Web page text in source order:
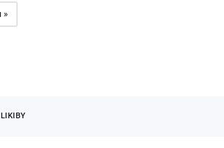
»